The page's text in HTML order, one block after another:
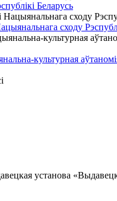
Беларусь
сходу
культурная
установа